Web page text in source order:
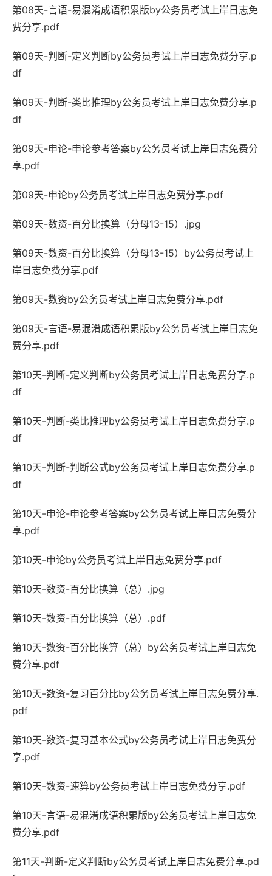
第08天-言语-易混淆成语积累版by公务员考试上岸日志免
费分享.pdf
第09天-判断-定义判断by公务员考试上岸日志免费分享.p
df
第09天-判断-类比推理by公务员考试上岸日志免费分享.p
df
第09天-申论-申论参考答案by公务员考试上岸日志免费分
享.pdf
第09天-申论by公务员考试上岸日志免费分享.pdf
第09天-数资-百分比换算（分母13-15）.jpg
第09天-数资-百分比换算（分母13-15）by公务员考试上
岸日志免费分享.pdf
第09天-数资by公务员考试上岸日志免费分享.pdf
第09天-言语-易混淆成语积累版by公务员考试上岸日志免
费分享.pdf
第10天-判断-定义判断by公务员考试上岸日志免费分享.p
df
第10天-判断-类比推理by公务员考试上岸日志免费分享.p
df
第10天-判断-判断公式by公务员考试上岸日志免费分享.p
df
第10天-申论-申论参考答案by公务员考试上岸日志免费分
享.pdf
第10天-申论by公务员考试上岸日志免费分享.pdf
第10天-数资-百分比换算（总）.jpg
第10天-数资-百分比换算（总）.pdf
第10天-数资-百分比换算（总）by公务员考试上岸日志免
费分享.pdf
第10天-数资-复习百分比by公务员考试上岸日志免费分享.
pdf
第10天-数资-复习基本公式by公务员考试上岸日志免费分
享.pdf
第10天-数资-速算by公务员考试上岸日志免费分享.pdf
第10天-言语-易混淆成语积累版by公务员考试上岸日志免
费分享.pdf
第11天-判断-定义判断by公务员考试上岸日志免费分享.pd